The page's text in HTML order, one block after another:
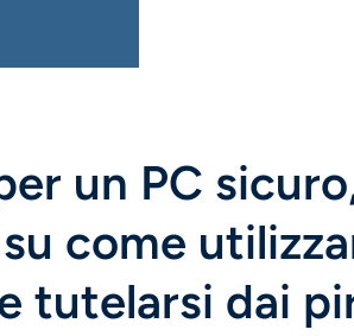
un PC
come
tutelarsi dai